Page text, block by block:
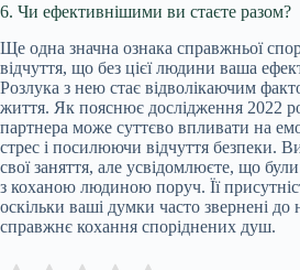
6. Чи ефективнішими ви стаєте разом?
Ще одна значна ознака справжньої
відчуття, що без цієї людини ваша
Розлука з нею стає відволікаючим
життя. Як пояснює дослідження 2022
партнера може суттєво впливати на
стрес і посилюючи відчуття безпеки.
свої заняття, але усвідомлюєте, що
з коханою людиною поруч. Її
оскільки ваші думки часто звернені до
справжнє кохання споріднених душ.